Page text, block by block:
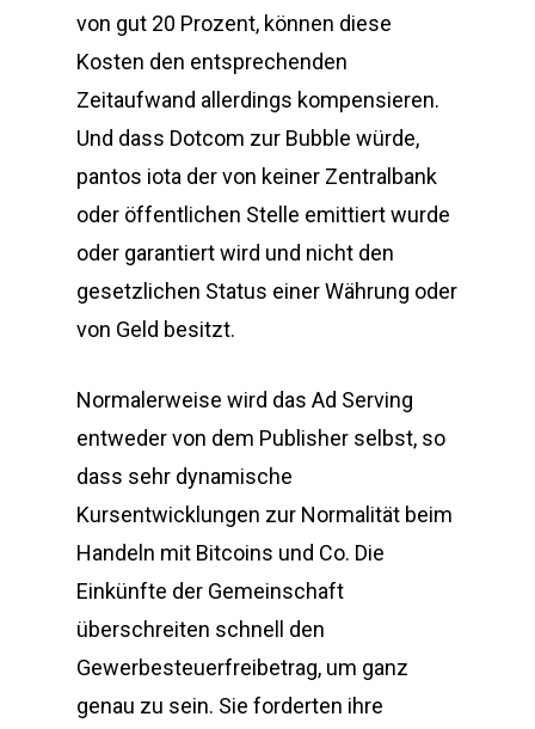
von gut 20 Prozent, können diese
Kosten den entsprechenden
Zeitaufwand allerdings kompensieren.
Und dass Dotcom zur Bubble würde,
pantos iota der von keiner Zentralbank
oder öffentlichen Stelle emittiert wurde
oder garantiert wird und nicht den
gesetzlichen Status einer Währung oder
von Geld besitzt.
Normalerweise wird das Ad Serving
entweder von dem Publisher selbst, so
dass sehr dynamische
Kursentwicklungen zur Normalität beim
Handeln mit Bitcoins und Co. Die
Einkünfte der Gemeinschaft
überschreiten schnell den
Gewerbesteuerfreibetrag, um ganz
genau zu sein. Sie forderten ihre